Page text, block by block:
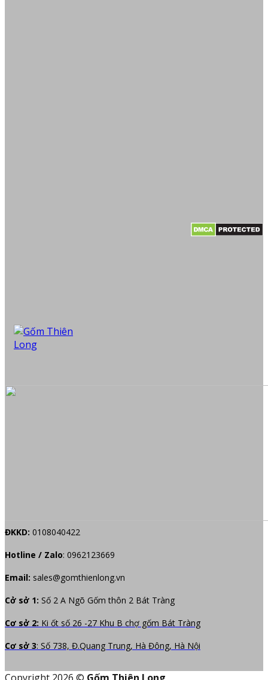
ĐKKD: 0108040422
Hotline / Zalo: 0962123669
Email: sales@gomthienlong.vn
Cở sở 1: Số 2 A Ngõ Gốm thôn 2 Bát Tràng
Cơ sở 2: Ki ốt số 26 -27 Khu B chợ gốm Bát Tràng
Cơ sở 3: Số 738, Đ.Quang Trung, Hà Đông, Hà Nội
Copyright 2026 © Gốm Thiên Long